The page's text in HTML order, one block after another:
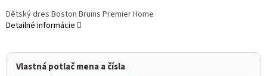
Vlastná potlač mena a čísla
Dětský dres Boston Bruins Premier Home
Detailné informácie